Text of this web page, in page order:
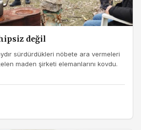
değil
sürdürdükleri nöbete ara vermeleri
maden şirketi elemanlarını kovdu.